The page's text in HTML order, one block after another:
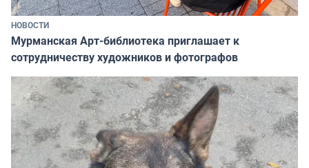
НОВОСТИ
Мурманская Арт-библиотека приглашает к
сотрудничеству художников и фотографов